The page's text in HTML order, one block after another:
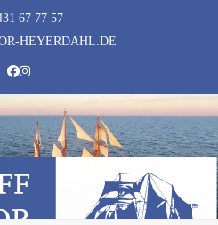
67 77 57
HEYERDAHL.DE
Facebook
Instagram